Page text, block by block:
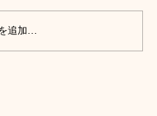
果が凄い！】
酸素カプセルで疲
追加…